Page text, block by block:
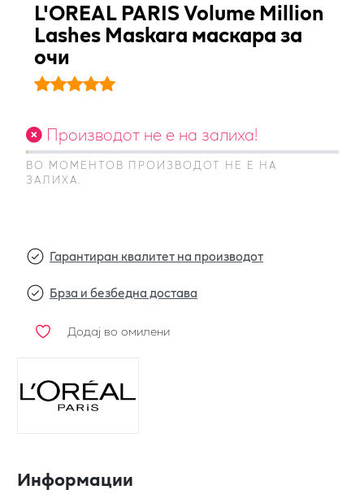
L'OREAL PARIS Volume Million
Lashes Maskara маскара за
очи
Производот не е на залиха!
ВО МОМЕНТОВ ПРОИЗВОДОТ НЕ Е НА
ЗАЛИХА.
Гарантиран квалитет на производот
Брза и безбедна достава
Додај во омилени
Информации